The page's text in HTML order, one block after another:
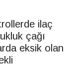
ilaç
çağı
eksik olan